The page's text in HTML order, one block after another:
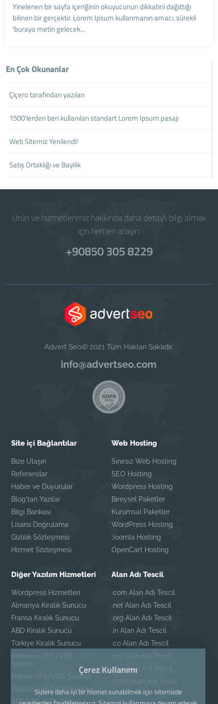
Yinelenen bir sayfa içeriğinin okuyucunun dikkatini dağıttığı
bilinen bir gerçektir. Lorem Ipsum kullanmanın amacı, sürekli
'buraya metin gelecek...
En Çok Okunanlar
Çiçero tarafından yazılan
1500'lerden beri kullanılan standart Lorem Ipsum pasajı
Web Sitemiz Yenilendi!
Satış Ortaklığı ve Bayilik
Ürün ve hizmetlerimiz hakkında daha detaylı bilgi almak
için hemen arayın.
+90850 305 8229
Advert Seo© 2021 Tüm Hakları Saklıdır.
info@advertseo.com
Site içi Bağlantılar
Bize Ulaşın
Referanslar
Haber ve Duyurular
Blog'tan Yazılar
Bilgi Bankası
Lisans Doğrulama
Gizlilik Sözleşmesi
Hizmet Sözleşmesi
Web Hosting
Sınırsız Web Hosting
SEO Hosting
Wordpress Hosting
Bireysel Paketler
Kurumsal Paketler
WordPress Hosting
Joomla Hosting
OpenCart Hosting
Diğer Yazılım Hizmetleri
Wordpress Hizmetleri
Almanya Kiralık Sunucu
Fransa Kiralık Sunucu
ABD Kiralık Sunucu
Türkiye Kiralık Sunucu
Almanya VPS/VDS
Sunucu
Fransa VPS/VDS Sunucu
Türkiye VPS/VDS Sunucu
ABD VPS/VDS Sunucu
Alan Adı Tescil
.com Alan Adı Tescil
.net Alan Adı Tescil
.org Alan Adı Tescil
.in Alan Adı Tescil
.co Alan Adı Tescil
.pro Alan Adı Tescil
.site Alan Adı Tescil
.mobi Alan Adı Tescil
Çerez Kullanımı
Sizlere daha iyi bir hizmet sunabilmek için sitemizde